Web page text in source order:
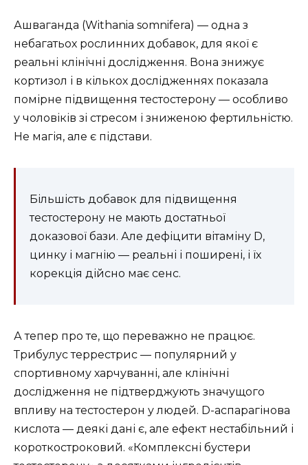
Ашваганда (Withania somnifera) — одна з
небагатьох рослинних добавок, для якої є
реальні клінічні дослідження. Вона знижує
кортизол і в кількох дослідженнях показала
помірне підвищення тестостерону — особливо
у чоловіків зі стресом і зниженою фертильністю.
Не магія, але є підстави.
Більшість добавок для підвищення
тестостерону не мають достатньої
доказової бази. Але дефіцити вітаміну D,
цинку і магнію — реальні і поширені, і їх
корекція дійсно має сенс.
А тепер про те, що переважно не працює.
Трибулус террестрис — популярний у
спортивному харчуванні, але клінічні
дослідження не підтверджують значущого
впливу на тестостерон у людей. D-аспарагінова
кислота — деякі дані є, але ефект нестабільний і
короткостроковий. «Комплексні бустери